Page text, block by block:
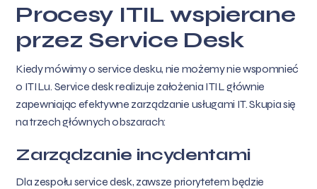
Procesy ITIL wspierane
przez Service Desk
Kiedy mówimy o service desku, nie możemy nie wspomnieć
o ITILu. Service desk realizuje założenia ITIL głównie
zapewniając efektywne zarządzanie usługami IT. Skupia się
na trzech głównych obszarach:
Zarządzanie incydentami
Dla zespołu service desk, zawsze priorytetem będzie